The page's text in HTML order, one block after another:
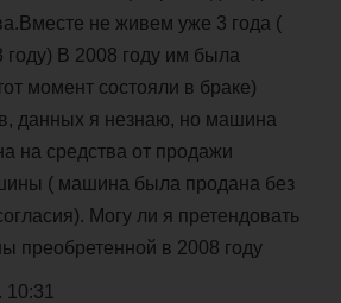
не живем уже 3 года (
году) В 2008 году им была
момент состояли в браке)
данных я незнаю, но машина
на средства от продажи
( машина была продана без
Могу ли я претендовать
преобретенной в 2008 году